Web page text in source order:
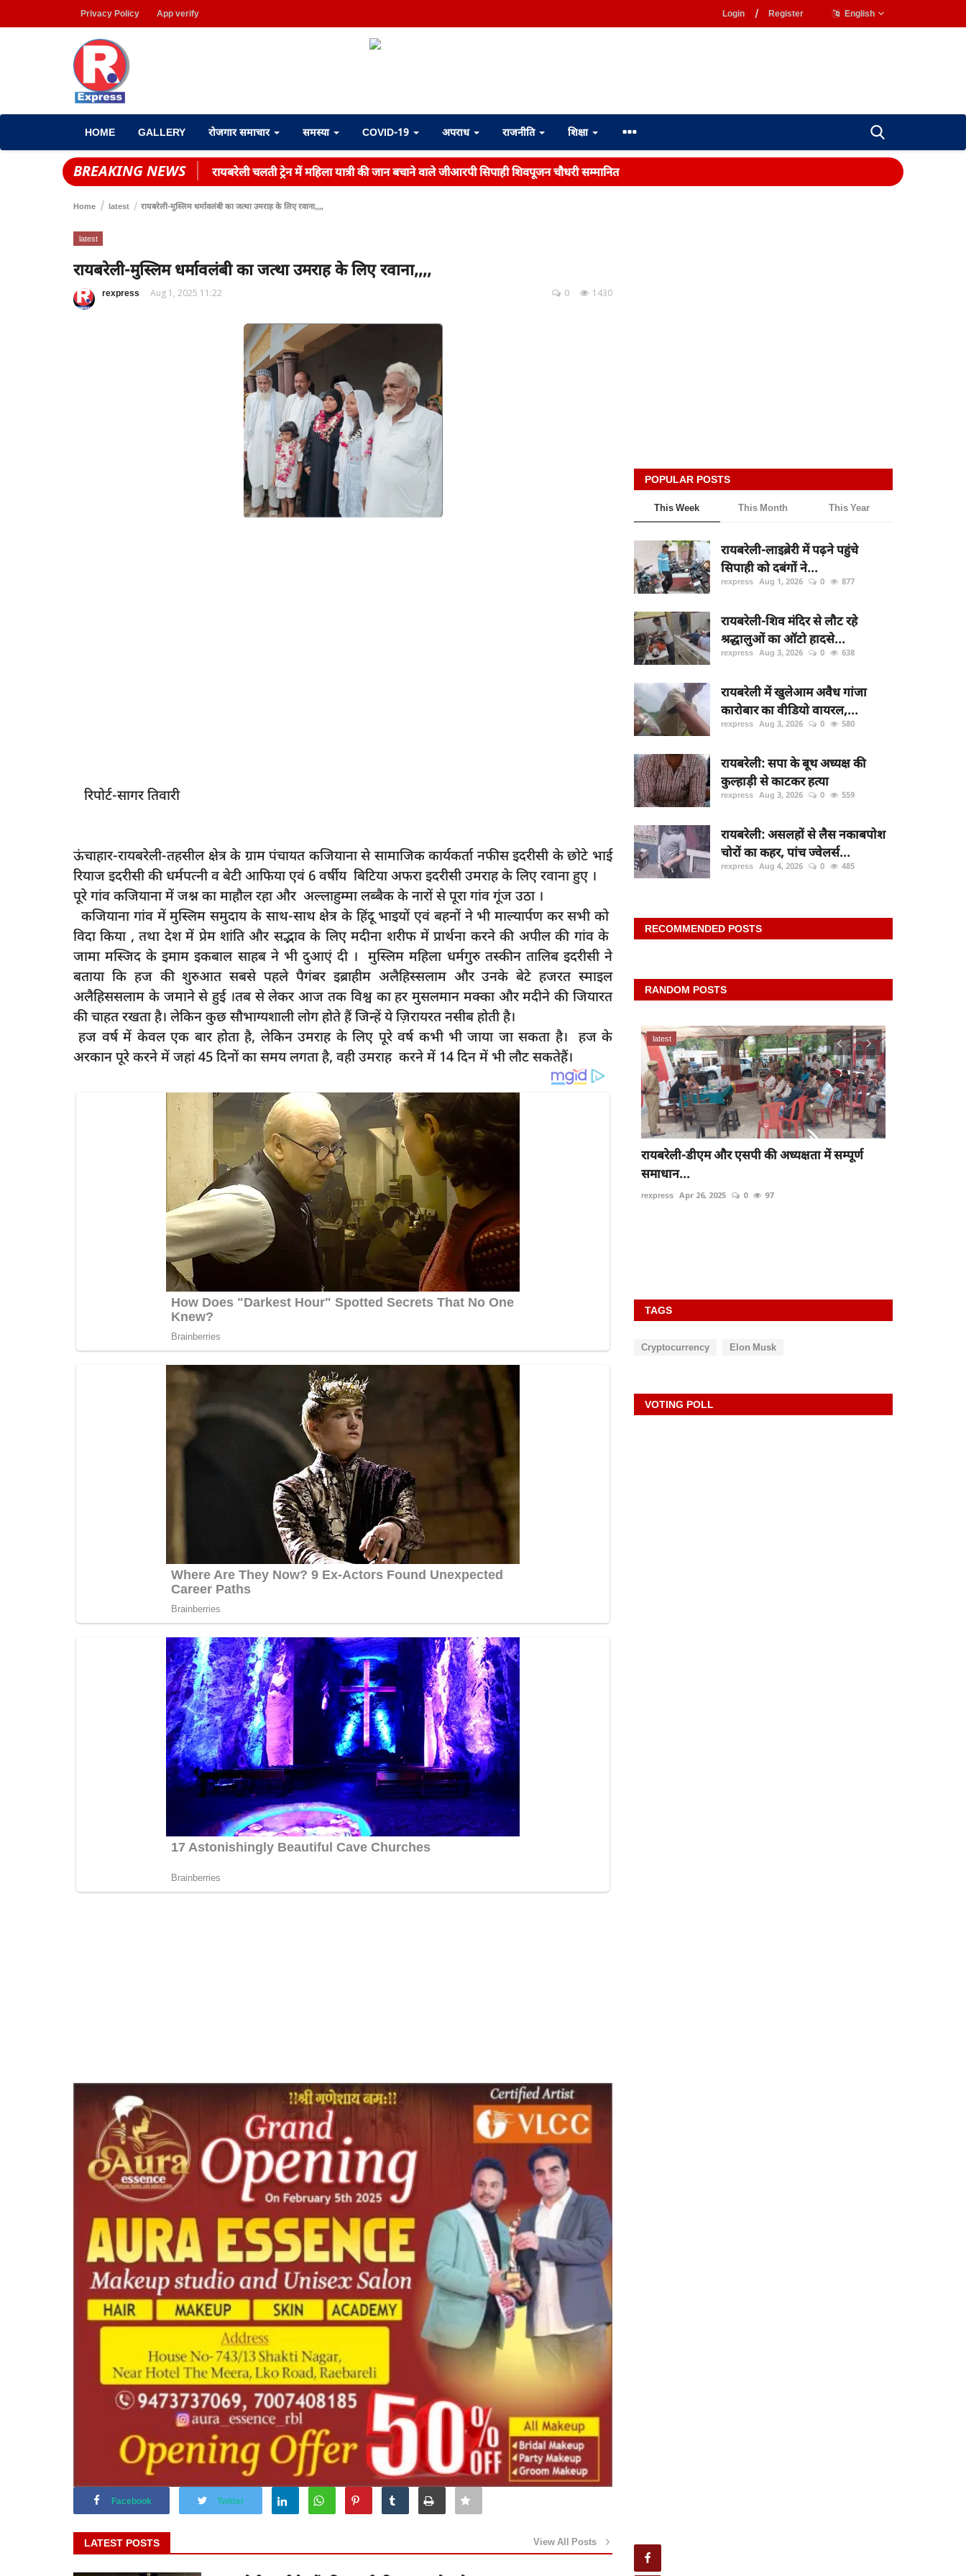
Privacy Policy App verify Login / Register English
HOME GALLERY रोजगार समाचार समस्या COVID-19 अपराध राजनीति शिक्षा
BREAKING NEWS रायबरेली चलती ट्रेन में महिला यात्री की जान बचाने वाले जीआरपी सिपाही शिवपूजन चौधरी सम्मानित
Home latest रायबरेली-मुस्लिम धर्मावलंबी का जत्था उमराह के लिए रवाना,,,,
latest
रायबरेली-मुस्लिम धर्मावलंबी का जत्था उमराह के लिए रवाना,,,,
rexpress Aug 1, 2025 11:22 1430
0
रिपोर्ट-सागर तिवारी
ऊंचाहार-रायबरेली-तहसील क्षेत्र के ग्राम पंचायत कजियाना से सामाजिक कार्यकर्ता नफीस इदरीसी के छोटे भाई
रियाज इदरीसी की धर्मपत्नी व बेटी आफिया एवं 6 वर्षीय बिटिया अफरा इदरीसी उमराह के लिए रवाना हुए ।
पूरे गांव कजियाना में जश्न का माहौल रहा और अल्लाहुम्मा लब्बैक के नारों से पूरा गांव गूंज उठा ।
कजियाना गांव में मुस्लिम समुदाय के साथ-साथ क्षेत्र के हिंदू भाइयों एवं बहनों ने भी माल्यार्पण कर सभी को
विदा किया , तथा देश में प्रेम शांति और सद्भाव के लिए मदीना शरीफ में प्रार्थना करने की अपील की गांव के
जामा मस्जिद के इमाम इकबाल साहब ने भी दुआएं दी । मुस्लिम महिला धर्मगुरु तस्कीन तालिब इदरीसी ने
बताया कि हज की शुरुआत सबसे पहले पैगंबर इब्राहीम अलैहिस्सलाम और उनके बेटे हजरत स्माइल
अलैहिससलाम के जमाने से हुई ।तब से लेकर आज तक विश्व का हर मुसलमान मक्का और मदीने की जियारत
की चाहत रखता है। लेकिन कुछ सौभाग्यशाली लोग होते हैं जिन्हें ये ज़िरायरत नसीब होती है।
हज वर्ष में केवल एक बार होता है, लेकिन उमराह के लिए पूरे वर्ष कभी भी जाया जा सकता है। हज के
अरकान पूरे करने में जहां 45 दिनों का समय लगता है, वही उमराह करने में 14 दिन में भी लौट सकतेहैं।
Facebook Twitter
LATEST POSTS View All Posts
POPULAR POSTS
This Week This Month This Year
रायबरेली-लाइब्रेरी में पढ़ने पहुंचे
सिपाही को दबंगों ने...
rexpress Aug 1, 2026 0 877
रायबरेली-शिव मंदिर से लौट रहे
श्रद्धालुओं का ऑटो हादसे...
rexpress Aug 3, 2026 0 638
रायबरेली में खुलेआम अवैध गांजा
कारोबार का वीडियो वायरल,...
rexpress Aug 3, 2026 0 580
रायबरेली: सपा के बूथ अध्यक्ष की
कुल्हाड़ी से काटकर हत्या
rexpress Aug 3, 2026 0 559
रायबरेली: असलहों से लैस नकाबपोश
चोरों का कहर, पांच ज्वेलर्स...
rexpress Aug 4, 2026 0 485
RECOMMENDED POSTS
RANDOM POSTS
latest
रायबरेली-होम्योपैथिक चिकित्सा शिविर में हुआ हजारों
Mar 1, 2025 0
latest
रायबरेली में फर्जी SDM बनकर पीड़ित को दी
धमकी,ऑडियो हुआ...
rexpress Oct 20, 2024 0 591
latest
रायबरेली-डीएम और एसपी की अध्यक्षता में सम्पूर्ण
समाधान...
rexpress Apr 26, 2025 0 97
TAGS
Cryptocurrency Elon Musk
VOTING POLL